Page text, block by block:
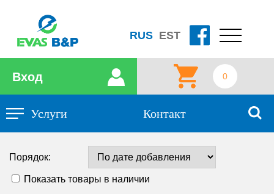
RUS EST
0
Услуги Контакт
Вход
Порядок:
Показать товары в наличии